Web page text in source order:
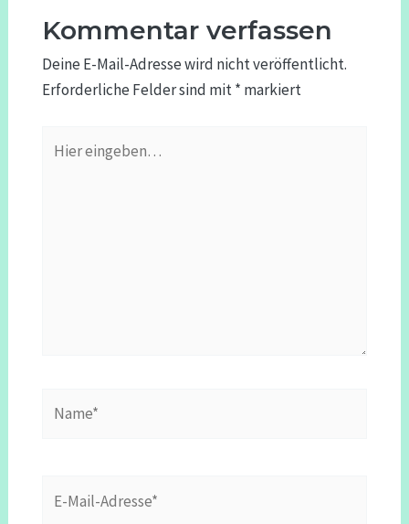
Kommentar verfassen
Deine E-Mail-Adresse wird nicht veröffentlicht.
Erforderliche Felder sind mit* markiert
eingeben…
Mail-